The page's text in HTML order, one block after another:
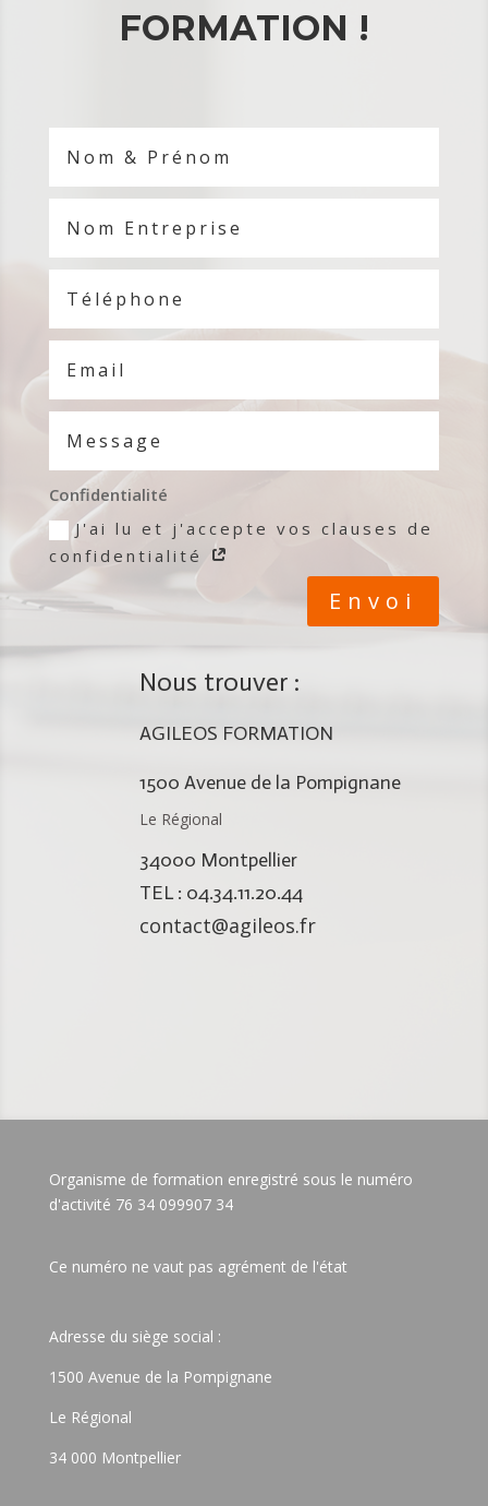
FORMATION !
Confidentialité
J'ai lu et j'accepte vos clauses de
confidentialité
Envoi
Nous trouver :
AGILEOS FORMATION
1500 Avenue de la Pompignane
Le Régional
34000 Montpellier
TEL : 04.34.11.20.44
contact@agileos.fr
Organisme de formation enregistré sous le numéro
d'activité 76 34 099907 34
Ce numéro ne vaut pas agrément de l'état
Adresse du siège social :
1500 Avenue de la Pompignane
Le Régional
34 000 Montpellier